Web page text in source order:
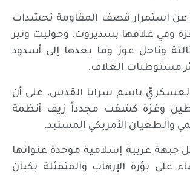
عن استمرار قصف المقاومة تحشدات
وفي غلافها بسديروت، وحوليت ونير
وناحل عوز وما بعدها إلى أسدود
مستوطنات الغلاف.
باسم سرايا القدس، على أن
وغزة كشفت مجدداً زيف أنظمة
والطغيان الأمريكي المستبد.
جبهة عربية إسلامية موحدة عنوانها
على بؤرة الإرهاب والمتمثلة بكيان